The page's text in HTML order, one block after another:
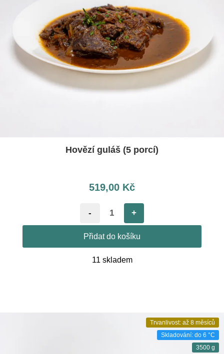
Hovězí guláš (5 porcí)
519,00 Kč
- +
Přidat do košíku
11 skladem
Trvanlivost: až 8 měsíců
Skladování: do 6 °C
3500 g